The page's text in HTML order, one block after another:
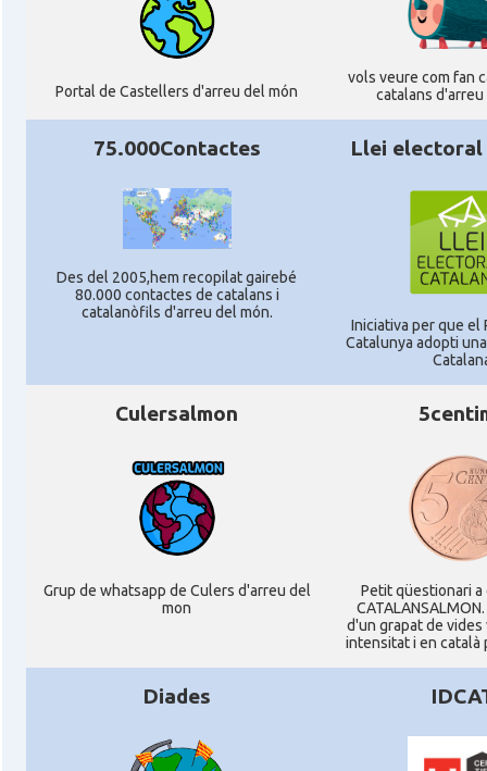
Portal de Castellers d'arreu del món
vols veure com fan
catalans d'arreu
75.000Contactes
Des del 2005,hem recopilat gairebé
80.000 contactes de catalans i
catalanòfils d'arreu del món.
Llei electoral
Iniciativa per que el
Catalunya adopti
Culersalmon
Grup de whatsapp de Culers d'arreu del
mon
Petit qüestionari a
d'un grapat de vides
intensitat i en català
Diades